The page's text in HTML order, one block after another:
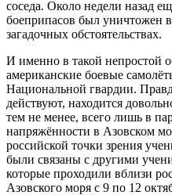
соседа. Около недели назад
боеприпасов был уничтожен в
загадочных обстоятельствах.
И именно в такой непростой
американские боевые
Национальной гвардии.
действуют, находится
тем не менее, всего лишь в
напряжённости в Азовском
российской точки зрения
были связаны с другими
которые проходили вблизи
Азовского моря с 9 по 12